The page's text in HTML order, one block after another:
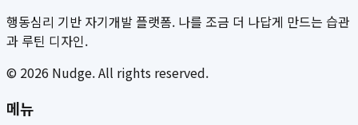
행동심리 기반 자기개발 플랫폼. 나를 조금 더 나답게 만드는 습관
과 루틴 디자인.
© 2026 Nudge. All rights reserved.
메뉴